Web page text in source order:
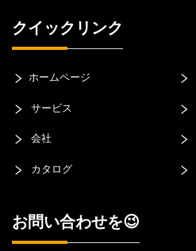
クイックリンク
ホームページ
サービス
会社
カタログ
お問い合わせを😉